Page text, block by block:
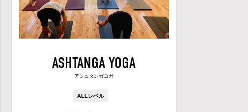
ASHTANGA YOGA
アシュタンガヨガ
ALLレベル